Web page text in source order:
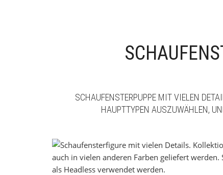
SCHAUFENSTERPUPPE MIT VIELEN
HAUPTTYPEN AUSZUWÄHLEN,